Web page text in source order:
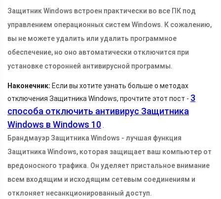
Защитник Windows встроен практически во все ПК под
управлением операционных систем Windows. К сожалению,
вы не можете удалить или удалить программное
обеспечение, но оно автоматически отключится при
установке сторонней антивирусной программы.
Наконечник: Если вы хотите узнать больше о методах
отключения Защитника Windows, прочтите этот пост - 3
способа отключить антивирус Защитника
Windows в Windows 10
Брандмауэр Защитника Windows - лучшая функция
Защитника Windows, которая защищает ваш компьютер от
вредоносного трафика. Он уделяет пристальное внимание
всем входящим и исходящим сетевым соединениям и
отклоняет несанкционированный доступ.